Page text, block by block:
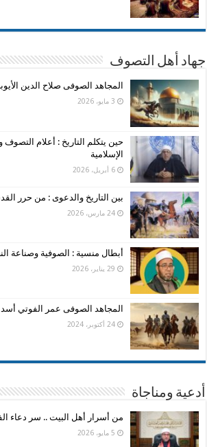
جهاد أهل التصوف
المجاهد الصوفى صلاح الدين
3 مايو، 2026
حين يتكلم التاريخ : أعلام
الإسلامية
6 أبريل، 2026
بين التاريخ والدعوى : من حرر
24 مارس، 2026
أبطال منسية : الصوفية وصناعة
29 يناير، 2026
المجاهد الصوفى عمر الفوتي أسد
24 أكتوبر، 2024
أدعية ومناجاة
من أسرار أهل البيت .. سر دعاء
5 مايو، 2026